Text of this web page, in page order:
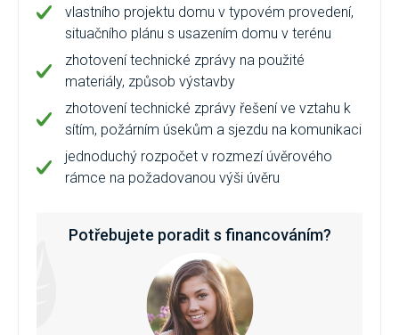
vlastního projektu domu v typovém provedení,
situačního plánu s usazením domu v terénu
zhotovení technické zprávy na použité
materiály, způsob výstavby
zhotovení technické zprávy řešení ve vztahu k
sítím, požárním úsekům a sjezdu na komunikaci
jednoduchý rozpočet v rozmezí úvěrového
rámce na požadovanou výši úvěru
Potřebujete poradit s financováním?